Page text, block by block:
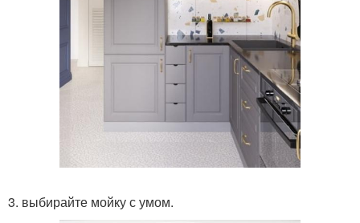
3. выбирайте мойку с умом.